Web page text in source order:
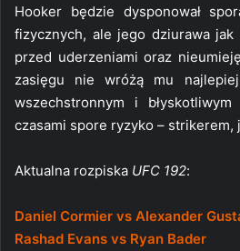
Hooker będzie dysponował
fizycznych, ale jego dziurawa
przed uderzeniami oraz
zasięgu nie wróżą mu
wszechstronnym i
czasami spore ryzyko – strikerem,
Aktualna rozpiska UFC 192:
Daniel Cormier vs Alexander
Rashad Evans vs Ryan Bader